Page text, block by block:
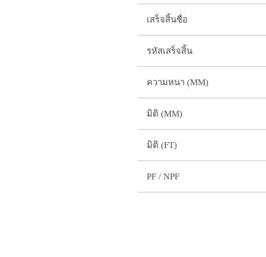
เสร็จสิ้นชื่อ
รหัสเสร็จสิ้น
ความหนา (MM)
มิติ (MM)
มิติ (FT)
PF / NPF